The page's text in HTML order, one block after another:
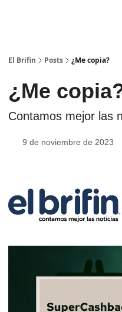
El Brifin Posts ¿Me copia?
¿Me
Contamos mejor las
9 de noviembre de 2023